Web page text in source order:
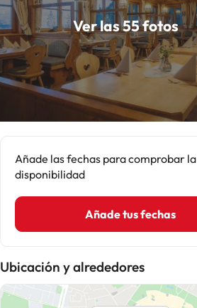
Ver las 55 fotos
Añade las fechas para comprobar la
disponibilidad
Añade tus fechas
Ubicación y alrededores